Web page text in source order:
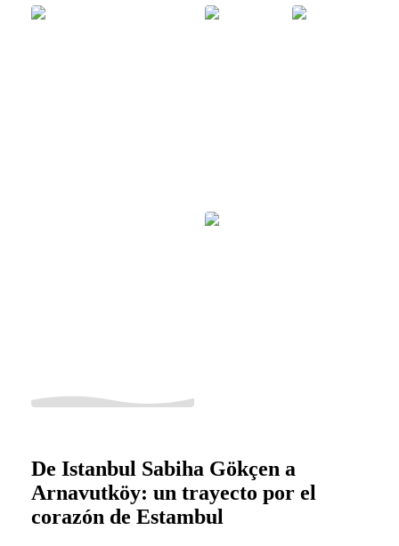
De Istanbul Sabiha Gökçen a
Arnavutköy: un trayecto por el
corazón de Estambul